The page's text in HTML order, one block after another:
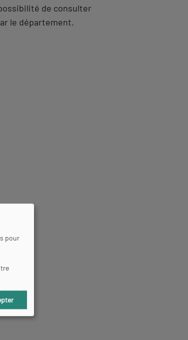
de consulter
le département.
pour